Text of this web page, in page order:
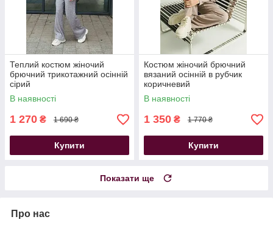
Теплий костюм жіночий
брючний трикотажний осінній
сірий
В наявності
1 270 ₴ 1 690 ₴
Купити
Костюм жіночий брючний
вязаний осінній в рубчик
коричневий
В наявності
1 350 ₴ 1 770 ₴
Купити
Показати ще
Про нас